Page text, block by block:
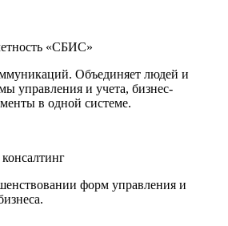
«СБИС»
Объединяет людей и
управления и учета, бизнес-
в одной системе.
форм управления и